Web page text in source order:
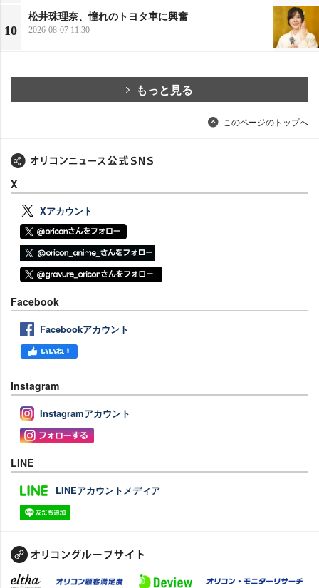
10
松井珠理奈、憧れのトヨタ車に興奮
2026-08-07 11:30
もっと見る
このページのトップへ
X
Xアカウント
Facebook
Facebookアカウント
Instagram
Instagramアカウント
LINE
LINEアカウントメディア